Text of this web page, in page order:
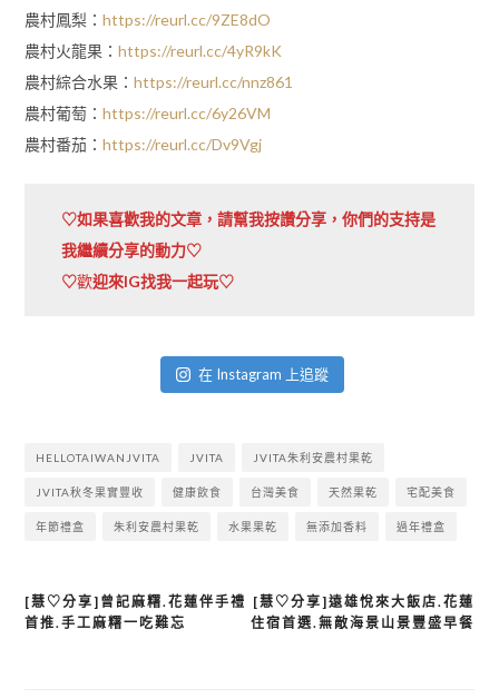
農村鳳梨： https://reurl.cc/9ZE8dO
農村火龍果： https://reurl.cc/4yR9kK
農村綜合水果： https://reurl.cc/nnz861
農村葡萄： https://reurl.cc/6y26VM
農村番茄： https://reurl.cc/Dv9Vgj
♡如果喜歡我的文章，請幫我按讚分享，你們的支持是
我繼續分享的動力♡
♡歡迎來IG找我一起玩♡
在 Instagram 上追蹤
HELLOTAIWANJVITA JVITA JVITA朱利安農村果乾
JVITA秋冬果實豐收 健康飲食 台灣美食 天然果乾 宅配美食
年節禮盒 朱利安農村果乾 水果果乾 無添加香料 過年禮盒
文
[慧♡分享]遠雄悅來大飯店.花蓮
住宿首選.無敵海景山景豐盛早餐
[慧♡分享]曾記麻糬.花蓮伴手禮
首推.手工麻糬一吃難忘